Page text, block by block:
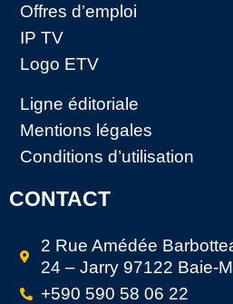
Offres d’emploi
IP TV
Logo ETV
Ligne éditoriale
Mentions légales
Conditions d’utilisation
CONTACT
2 Rue Amédée
24 – Jarry 97122 Baie-
+590 590 58 06 22